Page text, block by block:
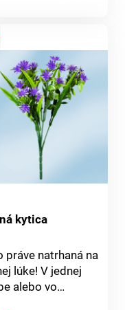
kytica
práve natrhaná na
lúke! V jednej
alebo vo